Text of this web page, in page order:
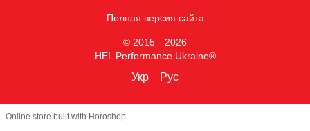
Полная версия сайта
© 2015—2026
HEL Performance Ukraine®
Укр Рус
Online store built with Horoshop